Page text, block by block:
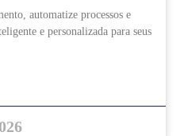
automatize processos e
e personalizada para seus